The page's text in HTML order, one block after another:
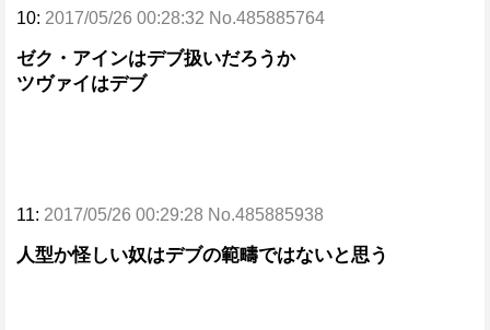
10: 2017/05/26 00:28:32 No.485885764
ゼク・アインはデブ扱いだろうか
ツヴァイはデブ
11: 2017/05/26 00:29:28 No.485885938
人型か怪しい奴はデブの範疇ではないと思う